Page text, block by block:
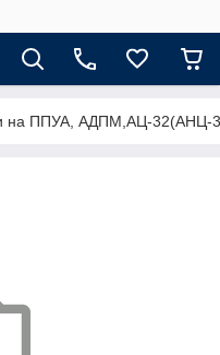
на ППУА, АДПМ,АЦ-32(АНЦ-